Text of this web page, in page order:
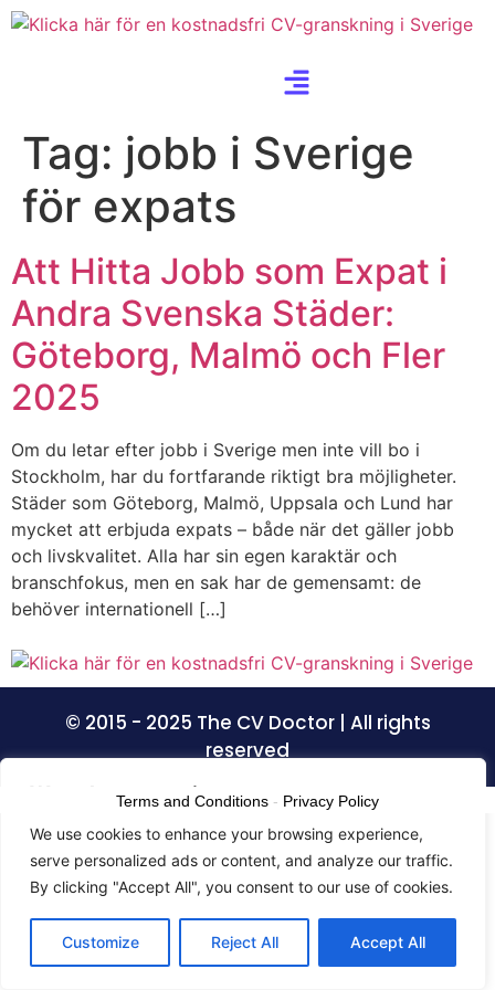
We value your privacy
We use cookies to enhance your browsing experience,
serve personalized ads or content, and analyze our traffic.
By clicking "Accept All", you consent to our use of cookies.
Customize Reject All Accept All
Tag: jobb i Sverige
för expats
Att Hitta Jobb som Expat i
Andra Svenska Städer:
Göteborg, Malmö och Fler
2025
Om du letar efter jobb i Sverige men inte vill bo i
Stockholm, har du fortfarande riktigt bra möjligheter.
Städer som Göteborg, Malmö, Uppsala och Lund har
mycket att erbjuda expats – både när det gäller jobb
och livskvalitet. Alla har sin egen karaktär och
branschfokus, men en sak har de gemensamt: de
behöver internationell […]
© 2015 - 2025 The CV Doctor | All rights
reserved
Terms and Conditions - Privacy Policy